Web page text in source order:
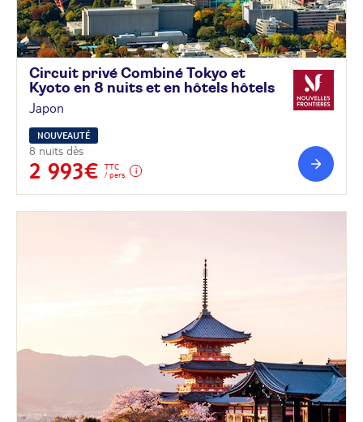
Circuit privé Combiné Tokyo et
Kyoto en 8 nuits et en hôtels hôtels
Japon
NOUVEAUTÉ
8 nuits dès
2 993€
TTC
/ pers.